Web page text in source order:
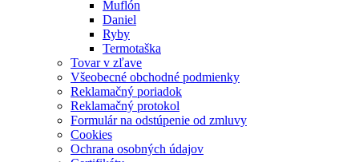
Muflón
Daniel
Ryby
Termotaška
Tovar v zľave
Všeobecné obchodné podmienky
Reklamačný poriadok
Reklamačný protokol
Formulár na odstúpenie od zmluvy
Cookies
Ochrana osobných údajov